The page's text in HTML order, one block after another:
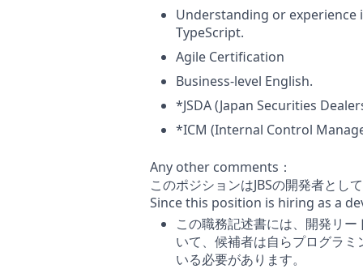
Understanding or experience
TypeScript.
Agile Certification
Business-level English.
*JSDA (Japan Securities
*ICM (Internal Control
Any other comments：
このポジションはJBSの開発者とし
Since this position is hiring as a
この職務記述書には、開発リ
いて、候補者は自らプログラ
いる必要があります。